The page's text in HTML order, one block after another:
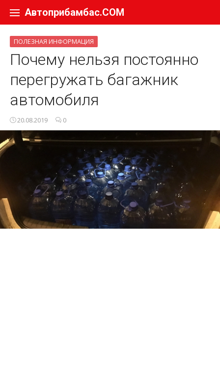
Автоприбамбас.COM
ПОЛЕЗНАЯ ИНФОРМАЦИЯ
Почему нельзя постоянно
перегружать багажник
автомобиля
20.08.2019 0